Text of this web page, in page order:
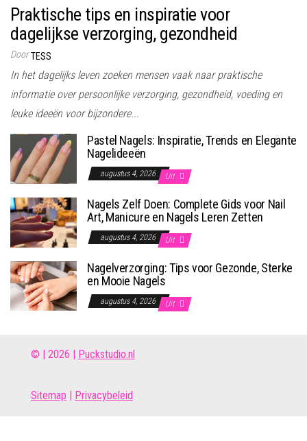
Praktische tips en inspiratie voor
dagelijkse verzorging, gezondheid
Door TESS
In het dagelijks leven zoeken mensen vaak naar praktische
informatie over persoonlijke verzorging, gezondheid, voeding en
leuke ideeën voor bijzondere...
Pastel Nagels: Inspiratie, Trends en Elegante
Nagelideeën
augustus 4, 2026 Uit
Nagels Zelf Doen: Complete Gids voor Nail
Art, Manicure en Nagels Leren Zetten
augustus 4, 2026 Uit
Nagelverzorging: Tips voor Gezonde, Sterke
en Mooie Nagels
augustus 4, 2026 Uit
© | 2026 | Puckstudio.nl
Sitemap Privacybeleid